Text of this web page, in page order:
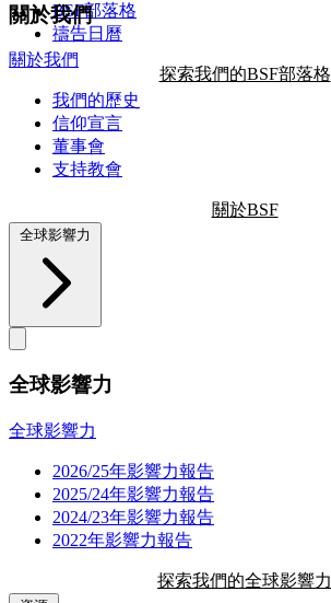
BSF部落格
禱告日曆
探索我們的BSF部落格
關於我們
關於我們
我們的歷史
信仰宣言
董事會
支持教會
關於BSF
全球影響力
全球影響力
全球影響力
2026/25年影響力報告
2025/24年影響力報告
2024/23年影響力報告
2022年影響力報告
探索我們的全球影響力